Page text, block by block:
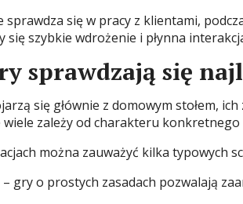
sprawdza się w pracy z klientami,
się szybkie wdrożenie i płynna
sprawdzają się
się głównie z domowym stołem,
wiele zależy od charakteru
można zauważyć kilka typowych
gry o prostych zasadach pozwalają